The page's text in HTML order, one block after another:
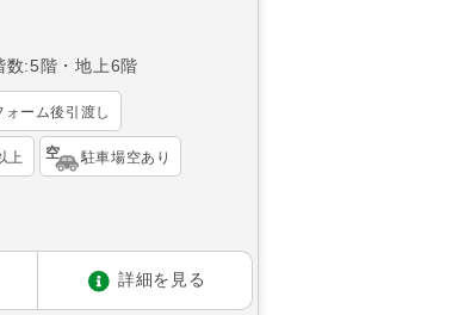
数:5階・地上6階
ォーム後引渡し
上 駐車場空あり
詳細を見る